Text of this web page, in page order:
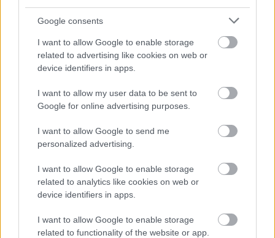
Google consents
I want to allow Google to enable storage
related to advertising like cookies on web or
device identifiers in apps.
I want to allow my user data to be sent to
Google for online advertising purposes.
I want to allow Google to send me
personalized advertising.
I want to allow Google to enable storage
related to analytics like cookies on web or
device identifiers in apps.
I want to allow Google to enable storage
related to functionality of the website or app.
TALÁLKOZÁSA – „KIS FEKETE” DIVATBEMUTATÓ
A HAGYOMÁNYOK HÁZÁBAN
ÉDESKESERŰ TURNÉ: ERDÉLYI KÖRÚTRA INDUL A
MAGYAR ÁLLAMI NÉPI EGYÜTTES